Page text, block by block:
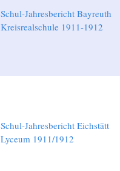
Schul-Jahresbericht Bayreuth
Kreisrealschule 1911-1912
Schul-Jahresbericht Eichstätt
Lyceum 1911/1912